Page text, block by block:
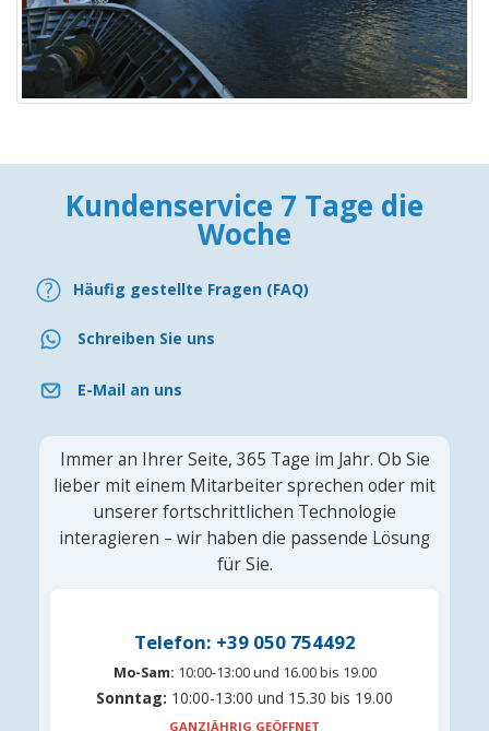
Kundenservice 7 Tage die
Woche
Häufig gestellte Fragen (FAQ)
Schreiben Sie uns
E-Mail an uns
Immer an Ihrer Seite, 365 Tage im Jahr. Ob Sie
lieber mit einem Mitarbeiter sprechen oder mit
unserer fortschrittlichen Technologie
interagieren – wir haben die passende Lösung
für Sie.
Telefon: +39 050 754492
Mo-Sam: 10:00-13:00 und 16.00 bis 19.00
Sonntag: 10:00-13:00 und 15.30 bis 19.00
GANZJÄHRIG GEÖFFNET